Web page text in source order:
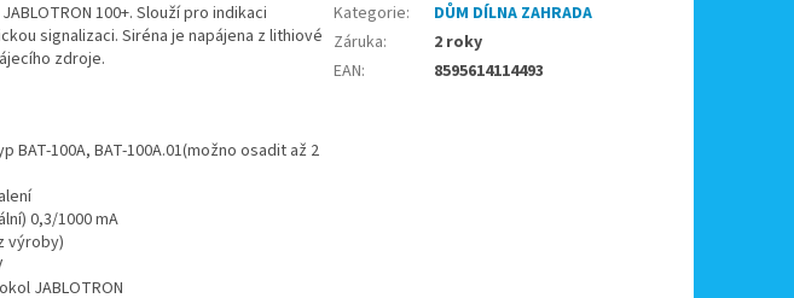
100+. Slouží pro indikaci
signalizaci. Siréna je napájena z lithiové
zdroje.
BAT-100A, BAT-100A.01(možno osadit až 2
0,3/1000 mA
výroby)
JABLOTRON
Kategorie:
DŮM DÍLNA ZAHRADA
Záruka:
2 roky
EAN: 8595614114493